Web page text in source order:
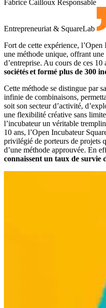
Fabrice Cailloux Responsable
Entrepreneuriat & SquareLab
Fort de cette expérience,
une méthode unique, offrant
d’entreprise. Au cours de ces
sociétés et formé plus de 300
Cette méthode se distingue par
infinie de combinaisons,
soit son secteur d’activité,
une flexibilité créative sans
l’incubateur un véritable
10 ans, l’Open Incubateur
privilégié de porteurs de projets
d’une méthode approuvée. En
connaissent un taux de survie